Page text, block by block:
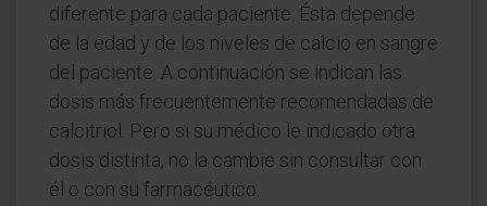
diferente para cada paciente. Ésta depende
de la edad y de los niveles de calcio en sangre
del paciente. A continuación se indican las
dosis más frecuentemente recomendadas de
calcitriol. Pero si su médico le indicado otra
dosis distinta, no la cambie sin consultar con
él o con su farmacéutico.